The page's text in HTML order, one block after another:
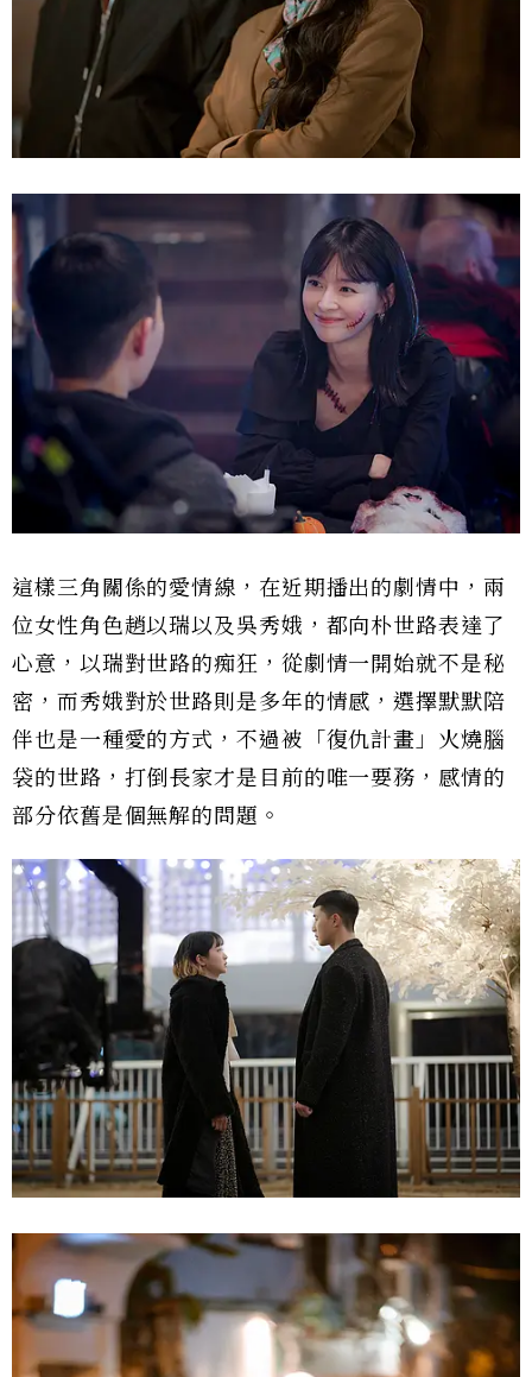
這樣三角關係的愛情線，在近期播出的劇情中，兩
位女性角色趙以瑞以及吳秀娥，都向朴世路表達了
心意，以瑞對世路的痴狂，從劇情一開始就不是秘
密，而秀娥對於世路則是多年的情感，選擇默默陪
伴也是一種愛的方式，不過被「復仇計畫」火燒腦
袋的世路，打倒長家才是目前的唯一要務，感情的
部分依舊是個無解的問題。